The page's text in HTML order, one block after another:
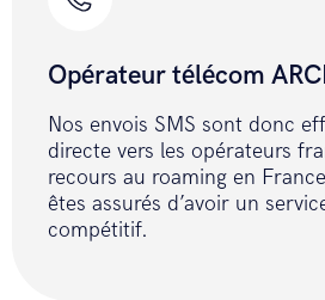
byteContent.Headers.ContentType =
new
Opérateur télécom
Nos envois SMS sont donc
directe vers les opérateurs
recours au roaming en
êtes assurés d’avoir un
compétitif.